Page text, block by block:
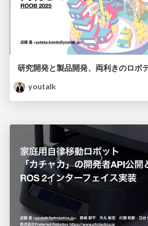
研究開発と製品開発、両利きのロボ
youtalk